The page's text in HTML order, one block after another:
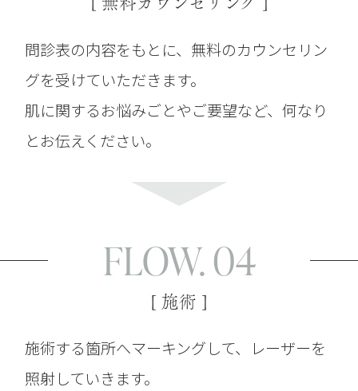
問診表の内容をもとに、無料のカウンセリン
グを受けていただきます。
肌に関するお悩みごとやご要望など、何なり
とお伝えください。
FLOW. 04
[ 施術 ]
施術する箇所へマーキングして、レーザーを
照射していきます。